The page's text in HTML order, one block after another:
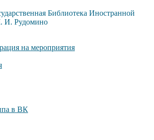
Библиотека Иностранной
И. Рудомино
на мероприятия